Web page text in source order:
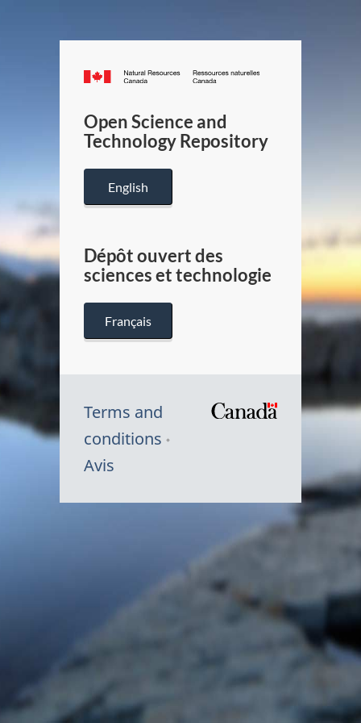
Canada.ca
/
Canada
Open Science and
Technology Repository
English
Dépôt ouvert des
sciences et technologie
Français
Terms and
conditions
Avis
du